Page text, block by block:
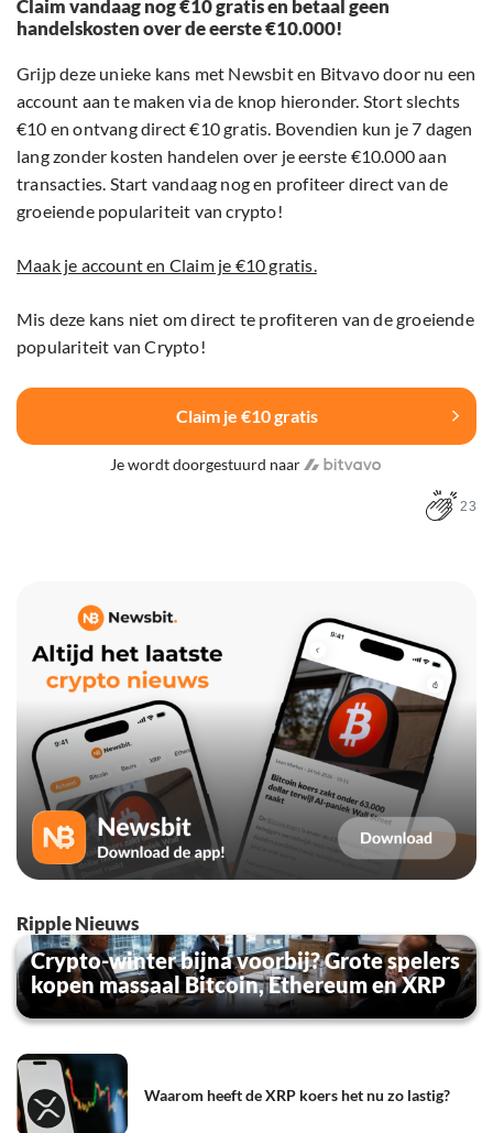
Claim vandaag nog €10 gratis en betaal geen
handelskosten over de eerste €10.000!
Grijp deze unieke kans met Newsbit en Bitvavo door nu een
account aan te maken via de knop hieronder. Stort slechts
€10 en ontvang direct €10 gratis. Bovendien kun je 7 dagen
lang zonder kosten handelen over je eerste €10.000 aan
transacties. Start vandaag nog en profiteer direct van de
groeiende populariteit van crypto!
Maak je account en Claim je €10 gratis.
Mis deze kans niet om direct te profiteren van de groeiende
populariteit van Crypto!
Claim je €10 gratis
Je wordt doorgestuurd naar
23
Ripple Nieuws
Crypto-winter bijna voorbij? Grote spelers
kopen massaal Bitcoin, Ethereum en XRP
Waarom heeft de XRP koers het nu zo lastig?